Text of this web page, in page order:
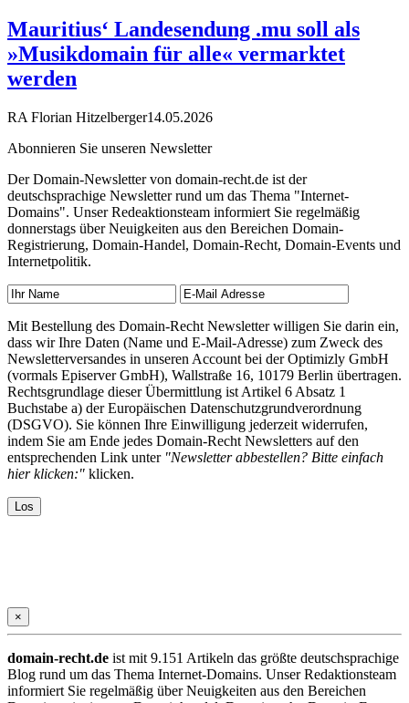
Mauritius‘ Landesendung .mu soll als
»Musikdomain für alle« vermarktet
werden
RA Florian Hitzelberger14.05.2026
Abonnieren Sie unseren Newsletter
Der Domain-Newsletter von domain-recht.de ist der
deutschsprachige Newsletter rund um das Thema "Internet-
Domains". Unser Redeaktionsteam informiert Sie regelmäßig
donnerstags über Neuigkeiten aus den Bereichen Domain-
Registrierung, Domain-Handel, Domain-Recht, Domain-Events und
Internetpolitik.
Mit Bestellung des Domain-Recht Newsletter willigen Sie darin ein,
dass wir Ihre Daten (Name und E-Mail-Adresse) zum Zweck des
Newsletterversandes in unseren Account bei der Optimizly GmbH
(vormals Episerver GmbH), Wallstraße 16, 10179 Berlin übertragen.
Rechtsgrundlage dieser Übermittlung ist Artikel 6 Absatz 1
Buchstabe a) der Europäischen Datenschutzgrundverordnung
(DSGVO). Sie können Ihre Einwilligung jederzeit widerrufen,
indem Sie am Ende jedes Domain-Recht Newsletters auf den
entsprechenden Link unter "Newsletter abbestellen? Bitte einfach
hier klicken:" klicken.
×
domain-recht.de ist mit 9.151 Artikeln das größte deutschsprachige
Blog rund um das Thema Internet-Domains. Unser Redaktionsteam
informiert Sie regelmäßig über Neuigkeiten aus den Bereichen